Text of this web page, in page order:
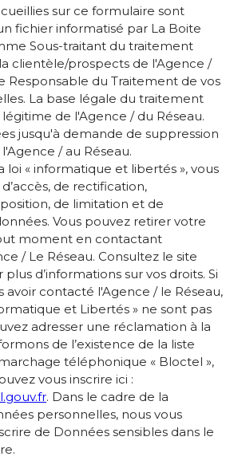
sur ce formulaire sont
fichier informatisé par La Boite
Sous-traitant du traitement
clientèle/prospects de l'Agence /
Responsable du Traitement de vos
La base légale du traitement
de l'Agence / du Réseau.
jusqu'à demande de suppression
/ au Réseau.
« informatique et libertés », vous
de rectification,
de limitation et de
Vous pouvez retirer votre
moment en contactant
/ Le Réseau. Consultez le site
plus d’informations sur vos droits. Si
avoir contacté l'Agence / le Réseau,
et Libertés » ne sont pas
adresser une réclamation à la
de l’existence de la liste
téléphonique « Bloctel »,
vous inscrire ici :
. Dans le cadre de la
personnelles, nous vous
de Données sensibles dans le